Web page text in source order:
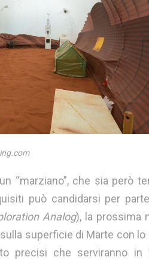
“marziano”, che sia però
può candidarsi per
Analog), la prossima
superficie di Marte con lo
precisi che serviranno in